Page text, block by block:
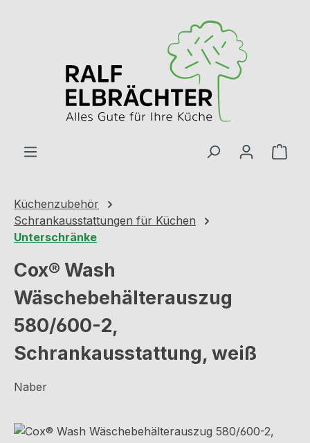
Küchenzubehör
Schrankausstattungen für Küchen
Unterschränke
Cox® Wash
Wäschebehälterauszug
580/600-2,
Schrankausstattung, weiß
Naber
Bildergalerie überspringen